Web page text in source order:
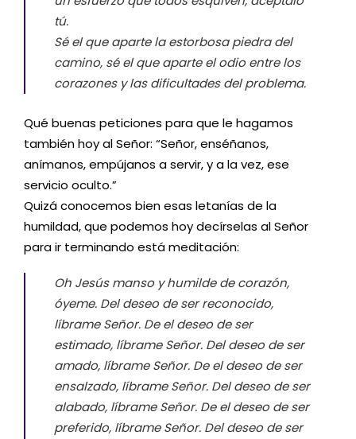
tú.
Sé el que aparte la estorbosa piedra del
camino, sé el que aparte el odio entre los
corazones y las dificultades del problema.
Qué buenas peticiones para que le hagamos
también hoy al Señor: “Señor, enséñanos,
anímanos, empújanos a servir, y a la vez, ese
servicio oculto.”
Quizá conocemos bien esas letanías de la
humildad, que podemos hoy decírselas al Señor
para ir terminando está meditación:
Oh Jesús manso y humilde de corazón,
óyeme. Del deseo de ser reconocido,
líbrame Señor. De el deseo de ser
estimado, líbrame Señor. Del deseo de ser
amado, líbrame Señor. De el deseo de ser
ensalzado, líbrame Señor. Del deseo de ser
alabado, líbrame Señor. De el deseo de ser
preferido, líbrame Señor. Del deseo de ser